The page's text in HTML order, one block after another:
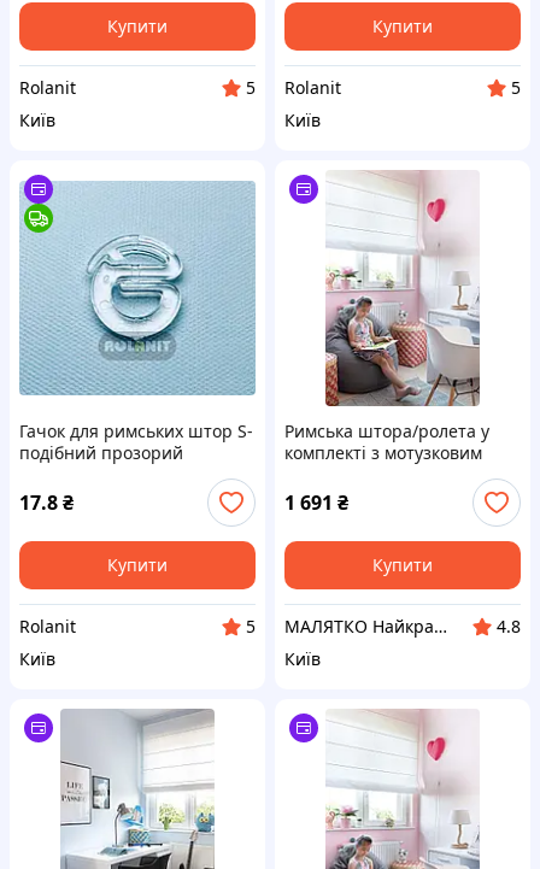
Купити
Rolanit
5
Київ
Купити
Rolanit
5
Київ
Гачок для римських штор S-
подібний прозорий
17.8₴
Купити
Rolanit
5
Київ
Римська штора/ролета у
комплекті з мотузковим
карнизом (розмір 100 см -
150/170 см) Колір в
ассортименті.
1 691 ₴
Купити
МАЛЯТКО Найкраще для ваших дітей
4.8
Київ